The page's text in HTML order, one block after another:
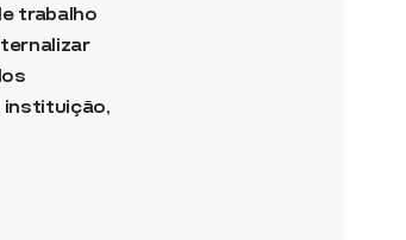
trabalho
instituição,